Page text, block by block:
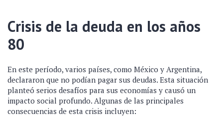
Crisis de la deuda en los años
80
En este período, varios países, como México y Argentina,
declararon que no podían pagar sus deudas. Esta situación
planteó serios desafíos para sus economías y causó un
impacto social profundo. Algunas de las principales
consecuencias de esta crisis incluyen: